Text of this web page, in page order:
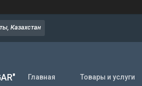
Казахстан
Главная Товары и услуги